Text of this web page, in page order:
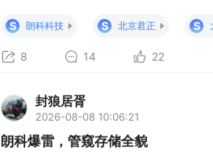
S
朗科科技 S 北京君正 S
8 14 22
封狼居胥
2026-08-08 10:06:21
朗科爆雷，管窥存储全貌